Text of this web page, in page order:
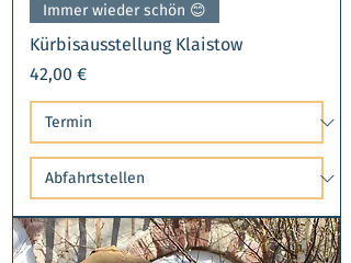
Immer wieder schön 😊​
Kürbisausstellung Klaistow
Preis
42,00 €